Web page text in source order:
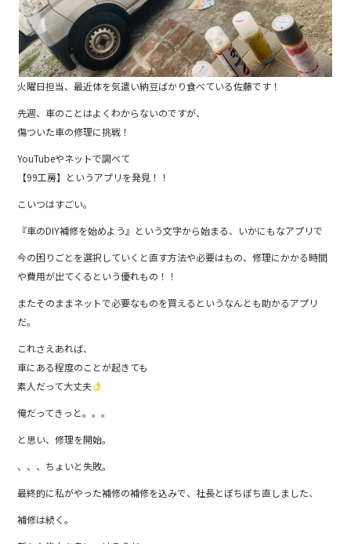
火曜日担当、最近体を気遣い納豆ばかり食べている佐藤です！
先週、車のことはよくわからないのですが、
傷ついた車の修理に挑戦！
YouTubeやネットで調べて
【99工房】というアプリを発見！！
こいつはすごい。
『車のDIY補修を始めよう』という文字から始まる、いかにもなアプリで
今の困りごとを選択していくと直す方法や必要はもの、修理にかかる時間
や費用が出てくるという優れもの！！
またそのままネットで必要なものを買えるというなんとも助かるアプリ
だ。
これさえあれば、
車にある程度のことが起きても
素人だって大丈夫
俺だってきっと。。。
と思い、修理を開始。
、、、ちょいと失敗。
最終的に私がやった補修の補修を込みで、社長とぼちぼち直しました、
補修は続く。